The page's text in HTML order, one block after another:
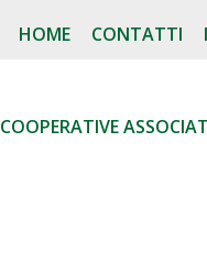
HOME CONTATTI
COOPERATIVE